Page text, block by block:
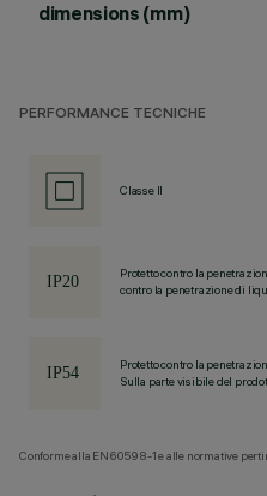
dimensions (mm)
PERFORMANCE TECNICHE
Classe II
Protetto contro la
contro la penetrazione di
Protetto contro la
Sulla parte visibile del
Conforme alla EN60598-1 e alle normative